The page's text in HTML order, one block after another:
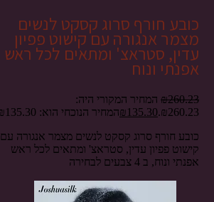
כובע חורף סרוג קסקט לנשים
מצמר אנגורה עם קישוט פפיון
עדין, סטראצ' ומתאים לכל ראש
אפנתי ונוח
₪260.23
המחיר המקורי היה:
₪260.23.
₪135.30
המחיר הנוכחי הוא: ₪135.30.
כובע חורף סרוג קסקט לנשים מצמר אנגורה עם
קישוט פפיון עדין, סטראצ' ומתאים לכל ראש
אפנתי ונוח, ב 4 צבעים לבחירה